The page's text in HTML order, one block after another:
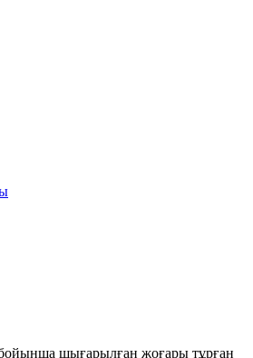
бойынша шығарылған жоғары тұрған